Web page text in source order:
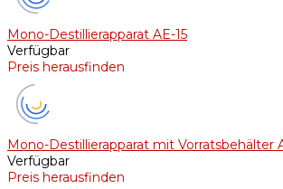
Mono-Destillierapparat AE-15
Verfügbar
Preis herausfinden
Mono-Destillierapparat mit Vorratsbehälter
Verfügbar
Preis herausfinden